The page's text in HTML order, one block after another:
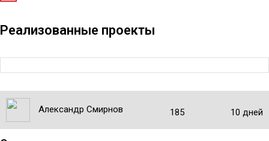
Реализованные проекты
Александр Смирнов 185 10 дней